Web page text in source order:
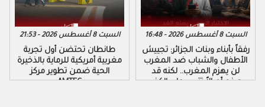
السبت 8 أغسطس 2026 - 21:53
طانطان تحتضن أول تجربة
مغربية أمريكية للرماية بالذخيرة
الحية ضمن تطوير مركز
«AMTEC»
السبت 8 أغسطس 2026 - 16:48
رفقاً بأبناء وبنات الجزائر: تجييش
الأطفال والشباب ضد المغرب
لن يهزم المغرب.. لكنه قد
يصنع أجيالاً تتربى على الكذب